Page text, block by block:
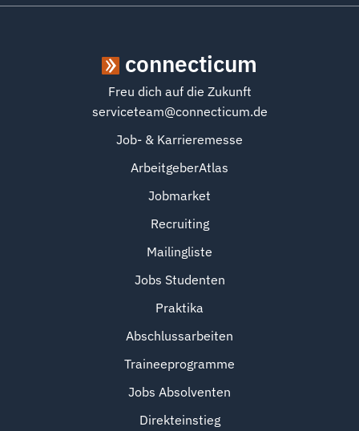
connecticum
Freu dich auf die Zukunft
serviceteam@connecticum.de
Job- & Karrieremesse
ArbeitgeberAtlas
Jobmarket
Recruiting
Mailingliste
Jobs Studenten
Praktika
Abschlussarbeiten
Traineeprogramme
Jobs Absolventen
Direkteinstieg